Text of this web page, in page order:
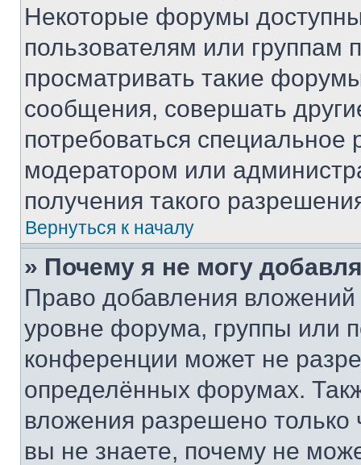
Некоторые форумы
пользователям или группам
просматривать такие
сообщения, совершать
потребоваться
модератором или
получения такого
Вернуться к началу
» Почему я не могу
Право добавления
уровне форума, группы или
конференции может не
определённых форумах.
вложения разрешено
вы не знаете, почему не